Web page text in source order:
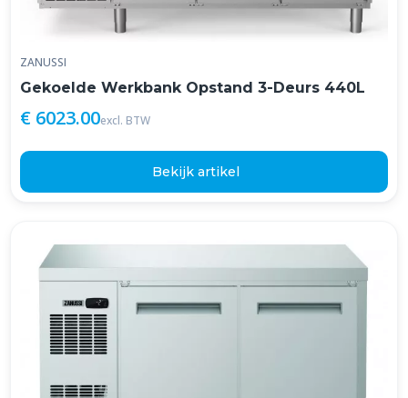
ZANUSSI
Gekoelde Werkbank Opstand 3-Deurs 440L
€ 6023.00excl. BTW
Bekijk artikel